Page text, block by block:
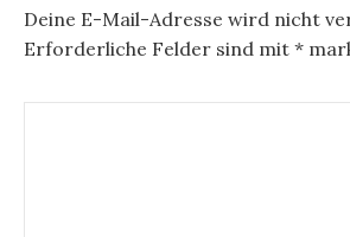
Deine E-Mail-Adresse wird nicht
Erforderliche Felder sind mit *